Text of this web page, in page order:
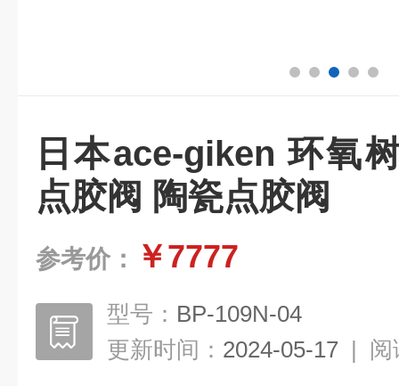
日本ace-giken 环氧
点胶阀 陶瓷点胶阀
参考价： ￥7777
型号： BP-109N-04
更新时间： 2024-05-17 | 阅